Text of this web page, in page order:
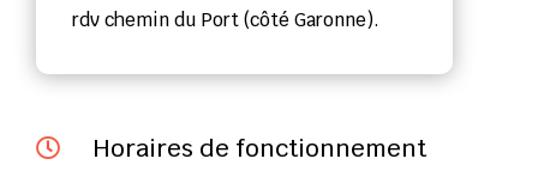
rdv chemin du Port (côté Garonne).
 Horaires de fonctionnement